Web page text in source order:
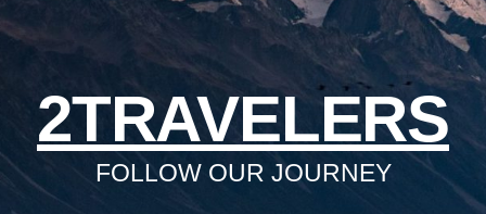
2TRAVELERS
FOLLOW OUR JOURNEY